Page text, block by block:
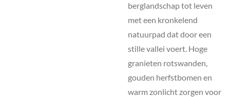
berglandschap tot leven
met een kronkelend
natuurpad dat door een
stille vallei voert. Hoge
granieten rotswanden,
gouden herfstbomen en
warm zonlicht zorgen voor